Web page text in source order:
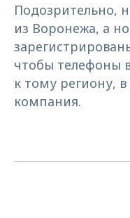
Подозрительно,
из Воронежа, а
чтобы телефоны
к тому региону,
компания.